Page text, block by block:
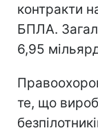
контракти
БПЛА.
6,95
те, що